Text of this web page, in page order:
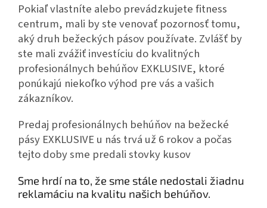
Pokiaľ vlastníte alebo prevádzkujete fitness
centrum, mali by ste venovať pozornosť tomu,
aký druh bežeckých pásov používate. Zvlášť by
ste mali zvážiť investíciu do kvalitných
profesionálnych behúňov EXKLUSIVE, ktoré
ponúkajú niekoľko výhod pre vás a vašich
zákazníkov.
Predaj profesionálnych behúňov na bežecké
pásy EXKLUSIVE u nás trvá už 6 rokov a počas
tejto doby sme predali stovky kusov
Sme hrdí na to, že sme stále nedostali žiadnu
reklamáciu na kvalitu našich behúňov.